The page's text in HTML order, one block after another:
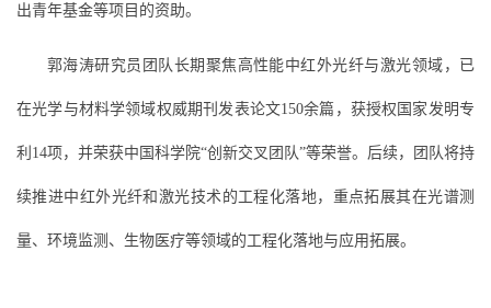
出青年基金等项目的资助。
郭海涛研究员团队长期聚焦高性能中红外光纤与激光领域，已
在光学与材料学领域权威期刊发表论文150余篇，获授权国家发明专
利14项，并荣获中国科学院“创新交叉团队”等荣誉。后续，团队将持
续推进中红外光纤和激光技术的工程化落地，重点拓展其在光谱测
量、环境监测、生物医疗等领域的工程化落地与应用拓展。